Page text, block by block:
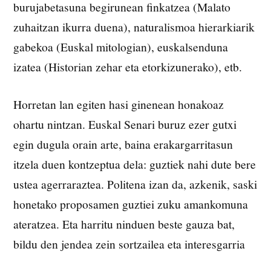
burujabetasuna begirunean finkatzea (Malato
zuhaitzan ikurra duena), naturalismoa hierarkiarik
gabekoa (Euskal mitologian), euskalsenduna
izatea (Historian zehar eta etorkizunerako), etb.
Horretan lan egiten hasi ginenean honakoaz
ohartu nintzan. Euskal Senari buruz ezer gutxi
egin dugula orain arte, baina erakargarritasun
itzela duen kontzeptua dela: guztiek nahi dute bere
ustea agerraraztea. Politena izan da, azkenik, saski
honetako proposamen guztiei zuku amankomuna
ateratzea. Eta harritu ninduen beste gauza bat,
bildu den jendea zein sortzailea eta interesgarria